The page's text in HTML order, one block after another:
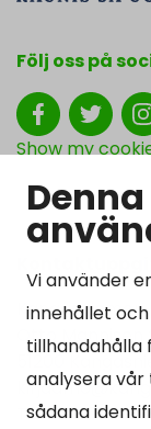
Vi använder
innehållet
tillhandahålla
analysera
sådana
Följ oss på
Show my
Otto Mannisen
Tel. 040 719